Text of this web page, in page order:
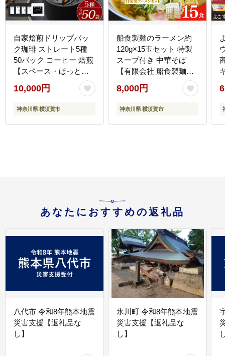
自家焙煎ドリップパッ
ク珈琲 ストレート5種
50パック コーヒー 焙煎
【スペース・ほっと】
[AKFD007-2]
10,000円
神奈川県 横須賀市
船食製麺のラーメン約
120g×15玉セット 特製
スープ付き 中華そば
【有限会社 船食製麺】
[AKAL017]
8,000円
神奈川県 横須賀市
あなたにおすすめの返礼品
八代市 令和8年熊本地震
災害支援【返礼品な
し】
氷川町 令和8年熊本地震
災害支援【返礼品な
し】